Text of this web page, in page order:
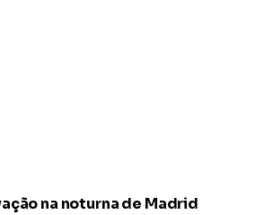
na noturna de Madrid